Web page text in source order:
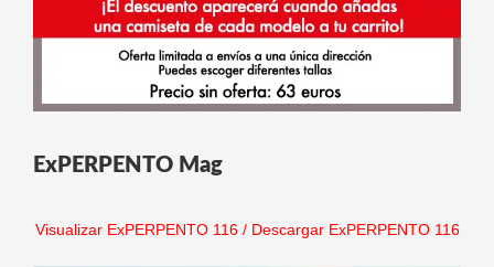
ExPERPENTO Mag
Visualizar ExPERPENTO 116/ Descargar ExPERPENTO 116